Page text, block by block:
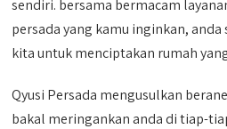
sendiri. bersama bermacam
persada yang kamu inginkan,
kita untuk menciptakan rumah
Qyusi Persada mengusulkan
bakal meringankan anda di tiap-